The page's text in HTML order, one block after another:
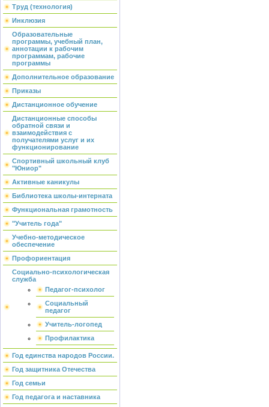
Труд (технология)
Инклюзия
Образовательные
программы, учебный план,
аннотации к рабочим
программам, рабочие
программы
Дополнительное образование
Приказы
Дистанционное обучение
Дистанционные способы
обратной связи и
взаимодействия с
получателями услуг и их
функционирование
Спортивный школьный клуб
"Юниор"
Активные каникулы
Библиотека школы-интерната
Функциональная грамотность
"Учитель года"
Учебно-методическое
обеспечение
Профориентация
Социально-психологическая
служба
Педагог-психолог
Социальный
педагог
Учитель-логопед
Профилактика
Год единства народов России.
Год защитника Отечества
Год семьи
Год педагога и наставника